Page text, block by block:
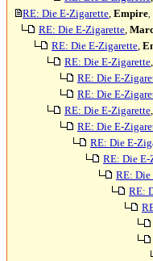
RE: Die E-Zigarette, Empire
RE: Die E-Zigarette,
RE: Die E-Zigarette,
RE: Die E-Zigarette,
RE: Die E-
RE: Die E-
RE: Die E-Zigarette,
RE: Die E-
RE: Die E-
RE: Die E-
RE: Die
RE: